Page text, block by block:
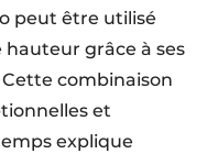
peut être utilisé
grâce à ses
combinaison
et
explique